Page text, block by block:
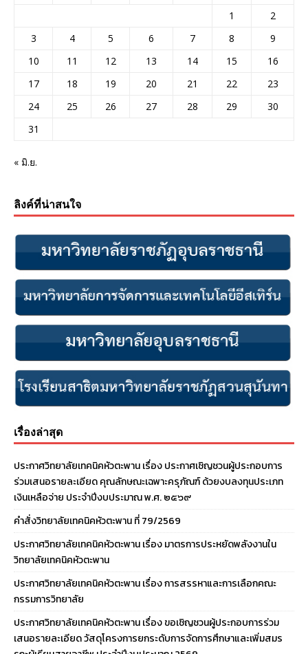
1
2
3
4 5 6 7 8
9
10
11 12 13 14 15
16
17
18 19 20 21 22
23
24
25 26 27 28 29
30
31
« มิ.ย.
ลิงค์ที่น่าสนใจ
เรื่องล่าสุด
ประกาศวิทยาลัยเทคนิคหัวตะพาน เรื่อง ประกาศเชิญชวนผู้ประกอบการ
ร่วมเสนอรายละเอียด คุณลักษณะเฉพาะครุภัณฑ์ ด้วยงบลงทุนประเภท
เงินเหลือจ่าย ประจําปีงบประมาณ พ.ศ. ๒๕๖๙
คำสั่งวิทยาลัยเทคนิคหัวตะพาน ที่ 79/2569
ประกาศวิทยาลัยเทคนิคหัวตะพาน เรื่อง มาตรการประหยัดพลังงานใน
วิทยาลัยเทคนิคหัวตะพาน
ประกาศวิทยาลัยเทคนิคหัวตะพาน เรื่อง การสรรหาและการเลือกคณะ
กรรมการวิทยาลัย
ประกาศวิทยาลัยเทคนิคหัวตะพาน เรื่อง ขอเชิญชวนผู้ประกอบการร่วม
เสนอรายละเอียด วัสดุโครงการยกระดับการจัดการศึกษาและเพิ่มสมร